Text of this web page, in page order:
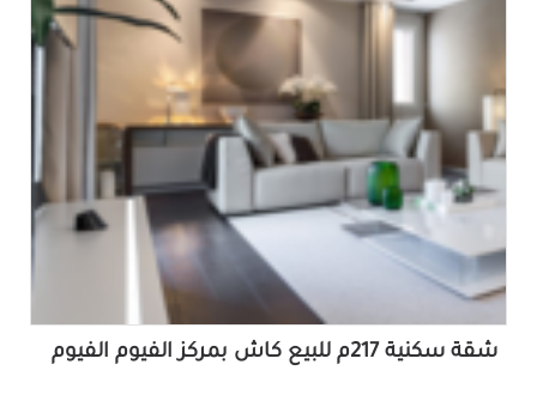
شقة سكنية 217م للبيع كاش بمركز الفيوم الفيوم